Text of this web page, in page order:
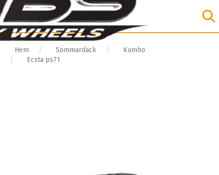
Hem Sommardäck
Kumho
Ecsta ps71